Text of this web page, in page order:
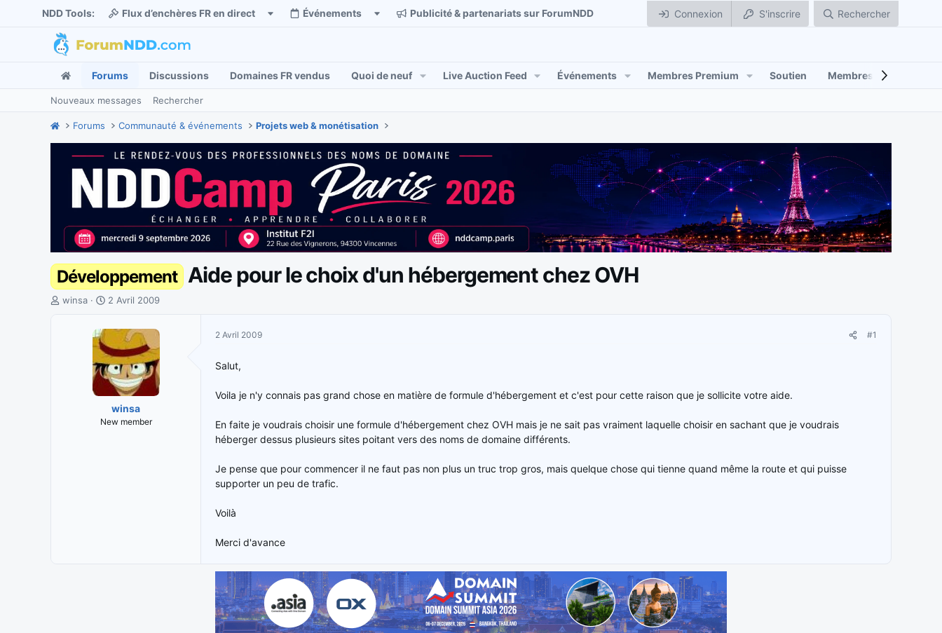
NDD Tools: Flux d’enchères FR en direct Événements Publicité & partenariats sur ForumNDD Connexion S'inscrire Rechercher
Forums Discussions Domaines FR vendus Quoi de neuf Live Auction Feed Événements Membres Premium Soutien Membres
Nouveaux messages Rechercher
Forums Communauté & événements Projets web & monétisation
Développement Aide pour le choix d'un hébergement chez OVH
Iwinsa
D
t
e
d
e
d
é
b
u
2 Avril 2009
winsa
New member
2 Avril 2009 #1
Salut,
Voila je n'y connais pas grand chose en matière de formule d'hébergement et c'est pour cette raison que je sollicite votre aide.
En faite je voudrais choisir une formule d'hébergement chez OVH mais je ne sait pas vraiment laquelle choisir en sachant que je voudrais
héberger dessus plusieurs sites poitant vers des noms de domaine différents.
Je pense que pour commencer il ne faut pas non plus un truc trop gros, mais quelque chose qui tienne quand même la route et qui puisse
supporter un peu de trafic.
Voilà
Merci d'avance